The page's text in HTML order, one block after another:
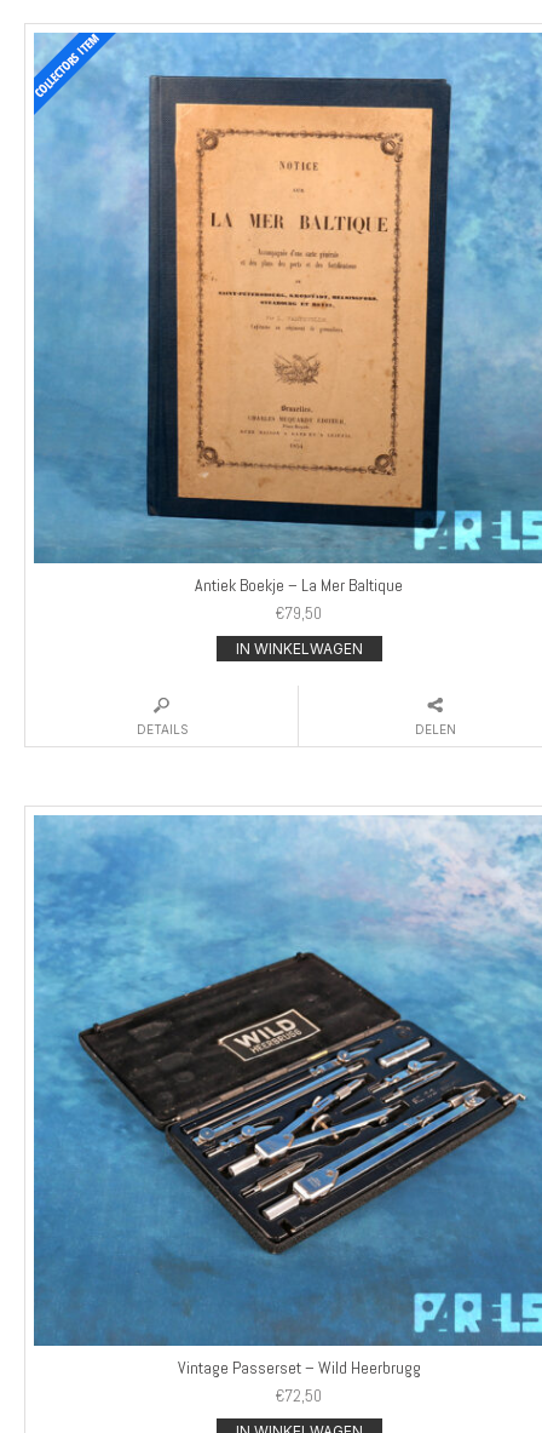
Antiek Boekje – La Mer Baltique
€79,50
IN WINKELWAGEN
DETAILS DELEN
Vintage Passerset – Wild Heerbrugg
€72,50